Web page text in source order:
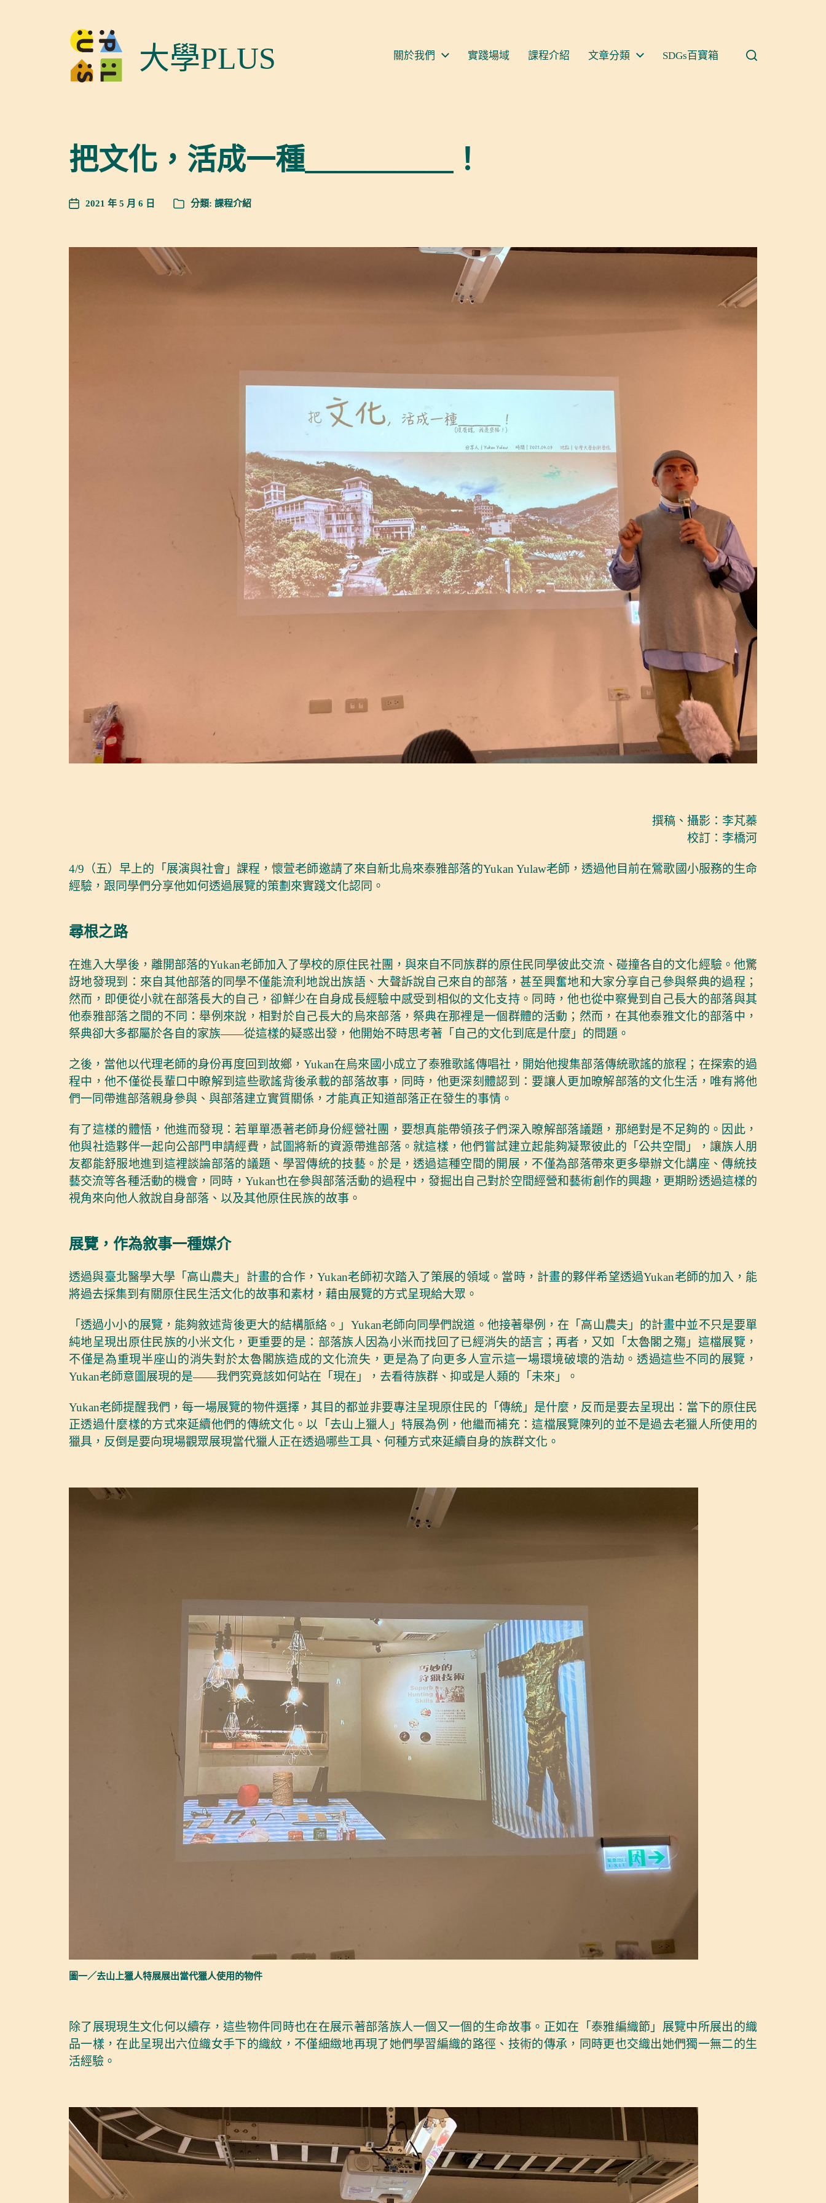
大學PLUS 關於我們 實踐場域 課程介紹 文章分類 SDGs百寶箱
把文化，活成一種＿＿＿＿＿！
2021 年 5 月 6 日 分類: 課程介紹
撰稿、攝影：李芃蓁
校訂：李橋河
4/9（五）早上的「展演與社會」課程，懷萱老師邀請了來自新北烏來泰雅部落的Yukan Yulaw老師，透過他目前在鶯歌國小服務的生命
經驗，跟同學們分享他如何透過展覽的策劃來實踐文化認同。
尋根之路
在進入大學後，離開部落的Yukan老師加入了學校的原住民社團，與來自不同族群的原住民同學彼此交流、碰撞各自的文化經驗。他驚
訝地發現到：來自其他部落的同學不僅能流利地說出族語、大聲訴說自己來自的部落，甚至興奮地和大家分享自己參與祭典的過程；
然而，即便從小就在部落長大的自己，卻鮮少在自身成長經驗中感受到相似的文化支持。同時，他也從中察覺到自己長大的部落與其
他泰雅部落之間的不同：舉例來說，相對於自己長大的烏來部落，祭典在那裡是一個群體的活動；然而，在其他泰雅文化的部落中，
祭典卻大多都屬於各自的家族——從這樣的疑惑出發，他開始不時思考著「自己的文化到底是什麼」的問題。
之後，當他以代理老師的身份再度回到故鄉，Yukan在烏來國小成立了泰雅歌謠傳唱社，開始他搜集部落傳統歌謠的旅程；在探索的過
程中，他不僅從長輩口中瞭解到這些歌謠背後承載的部落故事，同時，他更深刻體認到：要讓人更加暸解部落的文化生活，唯有將他
們一同帶進部落親身參與、與部落建立實質關係，才能真正知道部落正在發生的事情。
有了這樣的體悟，他進而發現：若單單憑著老師身份經營社團，要想真能帶領孩子們深入暸解部落議題，那絕對是不足夠的。因此，
他與社造夥伴一起向公部門申請經費，試圖將新的資源帶進部落。就這樣，他們嘗試建立起能夠凝聚彼此的「公共空間」，讓族人朋
友都能舒服地進到這裡談論部落的議題、學習傳統的技藝。於是，透過這種空間的開展，不僅為部落帶來更多舉辦文化講座、傳統技
藝交流等各種活動的機會，同時，Yukan也在參與部落活動的過程中，發掘出自己對於空間經營和藝術創作的興趣，更期盼透過這樣的
視角來向他人敘說自身部落、以及其他原住民族的故事。
展覽，作為敘事一種媒介
透過與臺北醫學大學「高山農夫」計畫的合作，Yukan老師初次踏入了策展的領域。當時，計畫的夥伴希望透過Yukan老師的加入，能
將過去採集到有關原住民生活文化的故事和素材，藉由展覽的方式呈現給大眾。
「透過小小的展覽，能夠敘述背後更大的結構脈絡。」Yukan老師向同學們說道。他接著舉例，在「高山農夫」的計畫中並不只是要單
純地呈現出原住民族的小米文化，更重要的是：部落族人因為小米而找回了已經消失的語言；再者，又如「太魯閣之殤」這檔展覽，
不僅是為重現半座山的消失對於太魯閣族造成的文化流失，更是為了向更多人宣示這一場環境破壞的浩劫。透過這些不同的展覽，
Yukan老師意圖展現的是——我們究竟該如何站在「現在」，去看待族群、抑或是人類的「未來」。
Yukan老師提醒我們，每一場展覽的物件選擇，其目的都並非要專注呈現原住民的「傳統」是什麼，反而是要去呈現出：當下的原住民
正透過什麼樣的方式來延續他們的傳統文化。以「去山上獵人」特展為例，他繼而補充：這檔展覽陳列的並不是過去老獵人所使用的
獵具，反倒是要向現場觀眾展現當代獵人正在透過哪些工具、何種方式來延續自身的族群文化。
圖一／去山上獵人特展展出當代獵人使用的物件
除了展現現生文化何以續存，這些物件同時也在在展示著部落族人一個又一個的生命故事。正如在「泰雅編織節」展覽中所展出的織
品一樣，在此呈現出六位織女手下的織紋，不僅細緻地再現了她們學習編織的路徑、技術的傳承，同時更也交織出她們獨一無二的生
活經驗。